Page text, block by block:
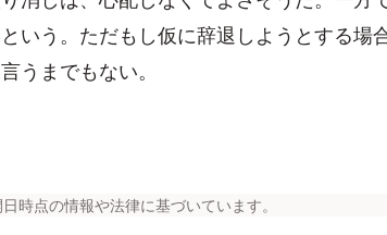
いう。ただもし仮に辞退しようとする場
うまでもない。
時点の情報や法律に基づいています。